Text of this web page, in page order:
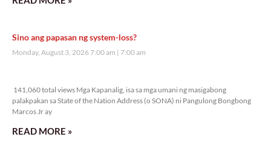
Sino ang papasan ng system-loss?
Monday, August 3, 2026 7:00 am 7:00 am
141,060 total views Mga Kapanalig, isa sa mga umani ng masigabong
palakpakan sa State of the Nation Address (o SONA) ni Pangulong Bongbong
Marcos Jr ay
READ MORE »